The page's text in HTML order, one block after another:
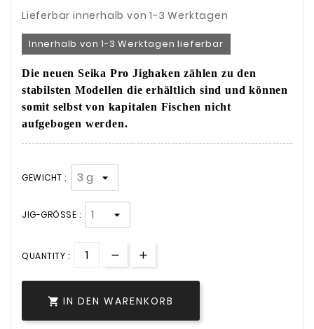
Lieferbar innerhalb von 1-3 Werktagen
Innerhalb von 1-3 Werktagen lieferbar
Die neuen Seika Pro Jighaken zählen zu den
stabilsten Modellen die erhältlich sind und können
somit selbst von kapitalen Fischen nicht
aufgebogen werden.
GEWICHT :
JIG-GRÖSSE :
QUANTITY :
 IN DEN WARENKORB